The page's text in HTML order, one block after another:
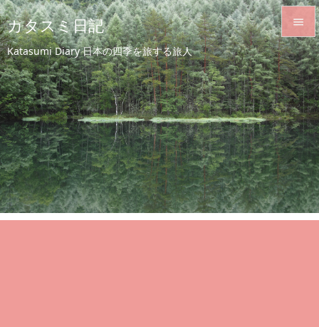
カタスミ日記
Katasumi Diary 日本の四季を旅する旅人


メニュ

サイド

前へ

次へ

検索